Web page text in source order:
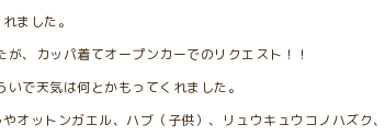
ました。
、カッパ着てオープンカーでのリクエスト！！
で天気は何とかもってくれました。
オットンガエル、ハブ（子供）、リュウキュウコノハズク、